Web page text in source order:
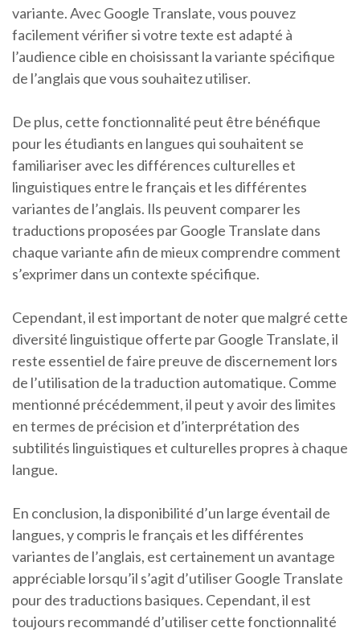
variante. Avec Google Translate, vous pouvez
facilement vérifier si votre texte est adapté à
l’audience cible en choisissant la variante spécifique
de l’anglais que vous souhaitez utiliser.
De plus, cette fonctionnalité peut être bénéfique
pour les étudiants en langues qui souhaitent se
familiariser avec les différences culturelles et
linguistiques entre le français et les différentes
variantes de l’anglais. Ils peuvent comparer les
traductions proposées par Google Translate dans
chaque variante afin de mieux comprendre comment
s’exprimer dans un contexte spécifique.
Cependant, il est important de noter que malgré cette
diversité linguistique offerte par Google Translate, il
reste essentiel de faire preuve de discernement lors
de l’utilisation de la traduction automatique. Comme
mentionné précédemment, il peut y avoir des limites
en termes de précision et d’interprétation des
subtilités linguistiques et culturelles propres à chaque
langue.
En conclusion, la disponibilité d’un large éventail de
langues, y compris le français et les différentes
variantes de l’anglais, est certainement un avantage
appréciable lorsqu’il s’agit d’utiliser Google Translate
pour des traductions basiques. Cependant, il est
toujours recommandé d’utiliser cette fonctionnalité